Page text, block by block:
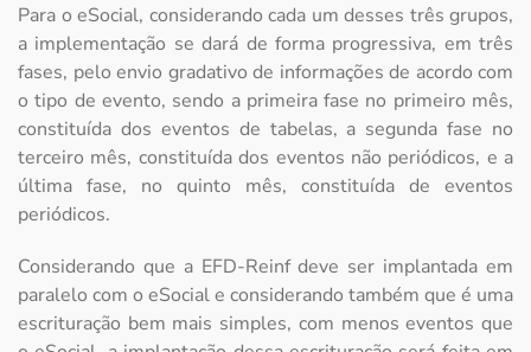
Para o eSocial, considerando cada um desses três grupos,
a implementação se dará de forma progressiva, em três
fases, pelo envio gradativo de informações de acordo com
o tipo de evento, sendo a primeira fase no primeiro mês,
constituída dos eventos de tabelas, a segunda fase no
terceiro mês, constituída dos eventos não periódicos, e a
última fase, no quinto mês, constituída de eventos
periódicos.
Considerando que a EFD-Reinf deve ser implantada em
paralelo com o eSocial e considerando também que é uma
escrituração bem mais simples, com menos eventos que